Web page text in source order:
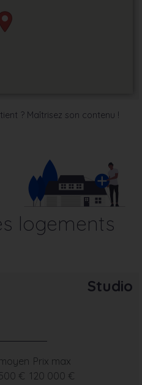
? Maîtrisez son contenu !
logements
Studio
€
Prix max
120 000 €